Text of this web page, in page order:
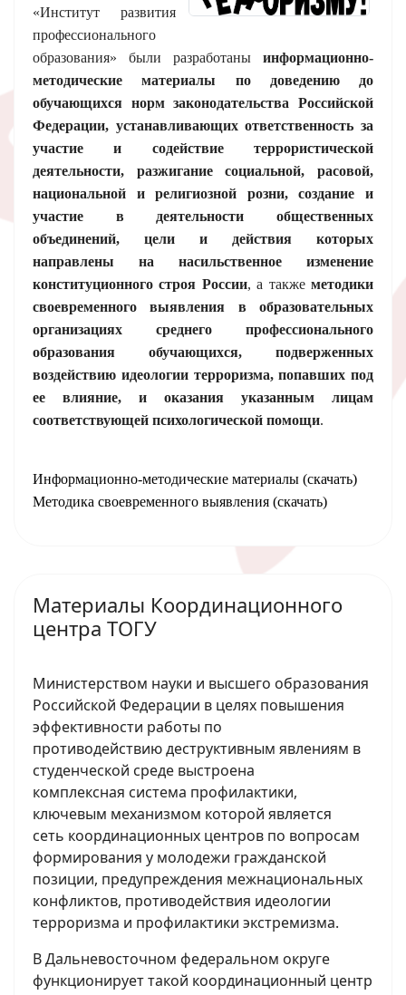
«Институт развития
профессионального
образования» были разработаны информационно-
методические материалы по доведению до
обучающихся норм законодательства Российской
Федерации, устанавливающих ответственность за
участие и содействие террористической
деятельности, разжигание социальной, расовой,
национальной и религиозной розни, создание и
участие в деятельности общественных
объединений, цели и действия которых
направлены на насильственное изменение
конституционного строя России, а такжеметодики
своевременного выявления в образовательных
организациях среднего профессионального
образования обучающихся, подверженных
воздействию идеологии терроризма, попавших под
ее влияние, и оказания указанным лицам
соответствующей психологической помощи.
Информационно-методические материалы (скачать)
Методика своевременного выявления (скачать)
Материалы Координационного
центра ТОГУ
Министерством науки и высшего образования
Российской Федерации в целях повышения
эффективности работы по
противодействию деструктивным явлениям в
студенческой среде выстроена
комплексная система профилактики,
ключевым механизмом которой является
сеть координационных центров по вопросам
формирования у молодежи гражданской
позиции, предупреждения межнациональных
конфликтов, противодействия идеологии
терроризма и профилактики экстремизма.
В Дальневосточном федеральном округе
функционирует такой координационный центр